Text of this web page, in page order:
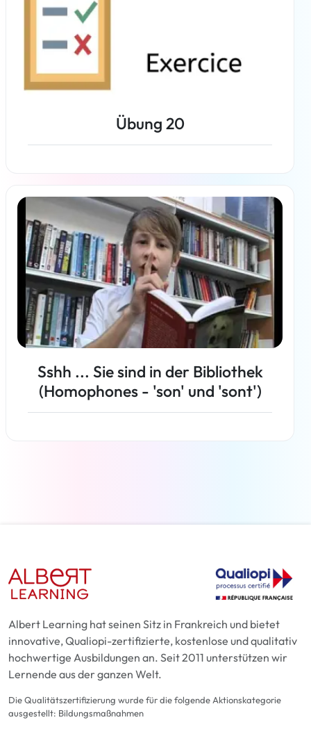
Übung 20
Weiterlesen
Sshh ... Sie sind in der Bibliothek
(Homophones - 'son' und 'sont')
Albert Learning hat seinen Sitz in Frankreich und bietet
innovative, Qualiopi-zertifizierte, kostenlose und qualitativ
hochwertige Ausbildungen an. Seit 2011 unterstützen wir
Lernende aus der ganzen Welt.
Die Qualitätszertifizierung wurde für die folgende Aktionskategorie
ausgestellt: Bildungsmaßnahmen